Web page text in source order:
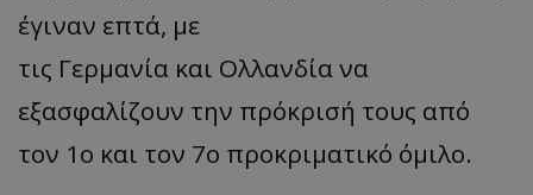
έγιναν επτά, με
τις Γερμανία και Ολλανδία να
εξασφαλίζουν την πρόκρισή τους από
τον 1o και τον 7ο προκριματικό όμιλο.